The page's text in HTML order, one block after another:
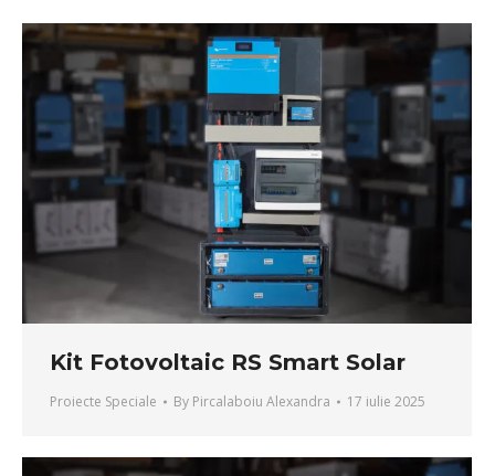
Kit Fotovoltaic RS Smart Solar
Proiecte Speciale By Pircalaboiu Alexandra 17 iulie 2025